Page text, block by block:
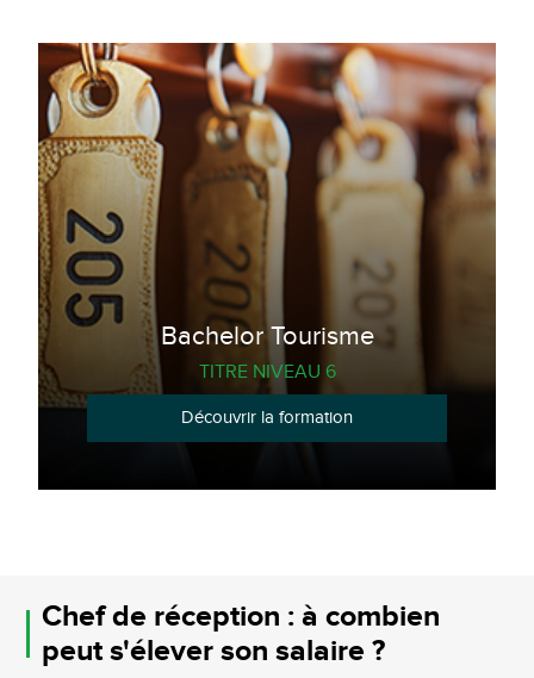
Bachelor Tourisme
TITRE NIVEAU 6
Découvrir la formation
Chef de réception : à combien
peut s'élever son salaire ?